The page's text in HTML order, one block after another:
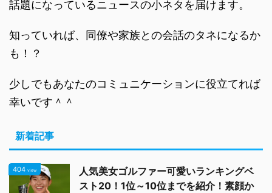
話題になっているニュースの小ネタを届けます。
知っていれば、同僚や家族との会話のタネになるか
も！？
少しでもあなたのコミュニケーションに役立てれば
幸いです＾＾
新着記事
404 view
人気美女ゴルファー可愛いランキングベ
スト20！1位～10位までを紹介！素顔か